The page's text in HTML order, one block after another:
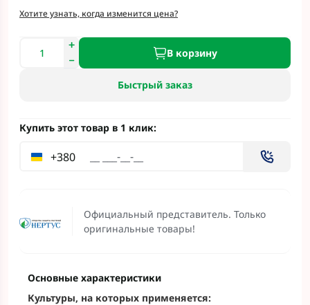
Официальный представитель. Только
оригинальные товары!
Хотите узнать, когда изменится цена?
В корзину
Быстрый заказ
Купить этот товар в 1 клик:
+380
Основные характеристики
Культуры, на которых применяется: